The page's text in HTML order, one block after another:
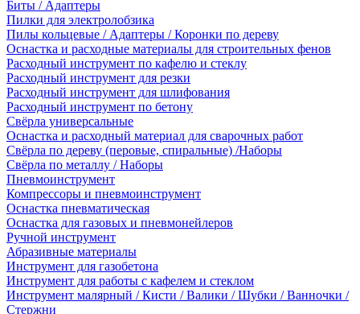
Биты / Адаптеры
Пилки для электролобзика
Пилы кольцевые / Адаптеры / Коронки по дереву
Оснастка и расходные материалы для строительных фенов
Расходный инструмент по кафелю и стеклу
Расходный инструмент для резки
Расходный инструмент для шлифования
Расходный инструмент по бетону
Свёрла универсальные
Оснастка и расходный материал для сварочных работ
Свёрла по дереву (перовые, спиральные) /Наборы
Свёрла по металлу / Наборы
Пневмоинструмент
Компрессоры и пневмоинструмент
Оснастка пневматическая
Оснастка для газовых и пневмонейлеров
Ручной инструмент
Абразивные материалы
Инструмент для газобетона
Инструмент для работы с кафелем и стеклом
Инструмент малярный / Кисти / Валики / Шубки / Ванночки /
Стержни